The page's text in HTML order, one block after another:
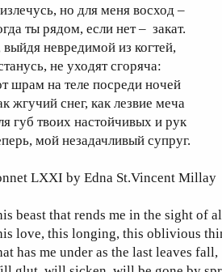
но для меня восход –
ты рядом, если нет – закат.
невредимой из когтей,
не уходят сгоряча:
шрам на теле посреди ночей
жгучий снег, как лезвие меча
губ твоих настойчивых и рук
мой незадачливый супруг.
LXXI by Edna St.Vincent Millay
beast that rends me in the sight of
love, this longing, this oblivious
has me under as the last leaves fall,